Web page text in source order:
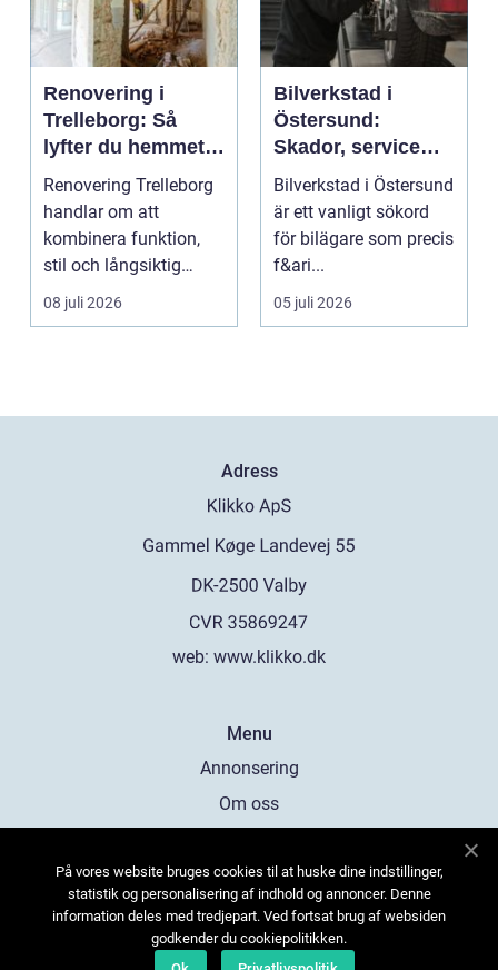
Renovering i
Trelleborg: Så
lyfter du hemmet
på ett smart sätt
Renovering Trelleborg
handlar om att
kombinera funktion,
stil och långsiktig
ekonomi i samma p...
08 juli 2026
Bilverkstad i
Östersund:
Skador, service
och smarta val för
din bil
Bilverkstad i Östersund
är ett vanligt sökord
för bilägare som precis
f&ari...
05 juli 2026
Adress
web: www.klikko.dk
Menu
Annonsering
Om oss
Kontakta oss
Sitemap
På vores website bruges cookies til at huske dine indstillinger,
statistik og personalisering af indhold og annoncer. Denne
information deles med tredjepart. Ved fortsat brug af websiden
godkender du cookiepolitikken.